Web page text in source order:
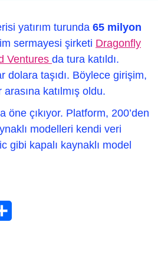
yatırım turunda 65 milyon
sermayesi şirketi Dragonfly
Ventures da tura katıldı.
dolara taşıdı. Böylece girişim,
katılmış oldu.
öne çıkıyor. Platform, 200’den
modelleri kendi veri
gibi kapalı kaynaklı model